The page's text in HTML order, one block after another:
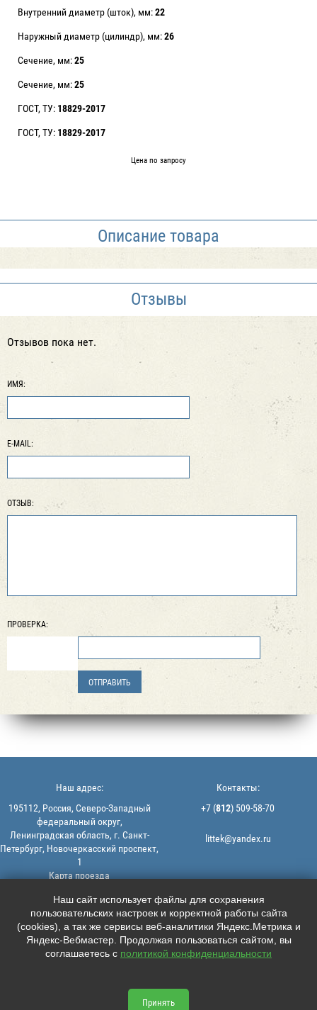
Внутренний диаметр (шток), мм:22
Наружный диаметр (цилиндр), мм:26
Сечение, мм:25
Сечение, мм:25
ГОСТ, ТУ: 18829-2017
ГОСТ, ТУ: 18829-2017
Цена по запросу
Описание товара
Отзывы
Отзывов пока нет.
ИМЯ:
E-MAIL:
ОТЗЫВ:
ПРОВЕРКА:
© 2013-2026 | ООО "ЛИТТЕК" -
производство и продажа РТИ
ИНН: 7806523560 | ОГРН:
1147847126162
Политика конфиденциальности |
Пользовательское соглашение
Наш адрес:
195112, Россия, Северо-Западный
федеральный округ,
Ленинградская область, г. Санкт-
Петербург, Новочеркасский проспект,
1
Карта проезда
Контакты:
+7 (812) 509-58-70
littek@yandex.ru
Мы в соцсетях:
    
Наш сайт использует файлы для сохранения
пользовательских настроек и корректной работы сайта
(cookies), а так же сервисы веб-аналитики Яндекс.Метрика и
Яндекс-Вебмастер. Продолжая пользоваться сайтом, вы
соглашаетесь с политикой конфиденциальности
Принять